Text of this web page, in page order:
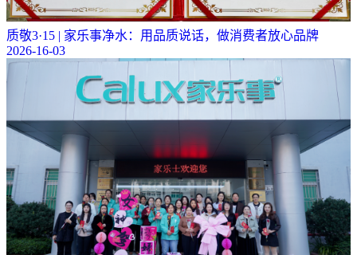
质敬3·15 | 家乐事净水：用品质说话，做消费者放心品牌
2026-16-03